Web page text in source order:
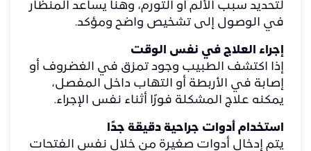
لتحديد سبب الألم أو التورم، وهنا يساعد المنظار
في الوصول إلى تشخيص واضح ومؤكد.
إجراء العلاج في نفس الوقت
إذا اكتشف الطبيب وجود تمزق في الغضروف أو
إصابة في الأربطة أو التهاب داخل المفصل،
يمكنه علاج المشكلة فورًا أثناء نفس الإجراء.
استخدام أدوات جراحية دقيقة جدًا
يتم إدخال أدوات صغيرة من خلال نفس الفتحات